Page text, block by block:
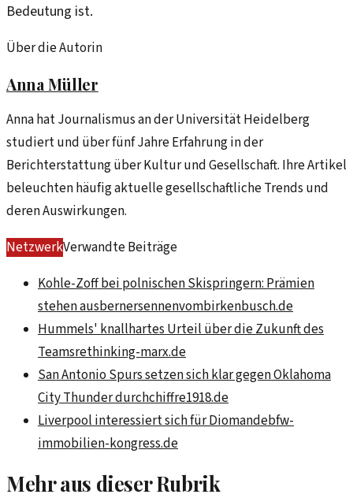
Bedeutung ist.
Über die Autorin
Anna Müller
Anna hat Journalismus an der Universität Heidelberg
studiert und über fünf Jahre Erfahrung in der
Berichterstattung über Kultur und Gesellschaft. Ihre Artikel
beleuchten häufig aktuelle gesellschaftliche Trends und
deren Auswirkungen.
NetzwerkVerwandte Beiträge
Kohle-Zoff bei polnischen Skispringern: Prämien
stehen ausbernersennenvombirkenbusch.de
Hummels' knallhartes Urteil über die Zukunft des
Teamsrethinking-marx.de
San Antonio Spurs setzen sich klar gegen Oklahoma
City Thunder durchchiffre1918.de
Liverpool interessiert sich für Diomandebfw-
immobilien-kongress.de
Mehr aus dieser Rubrik